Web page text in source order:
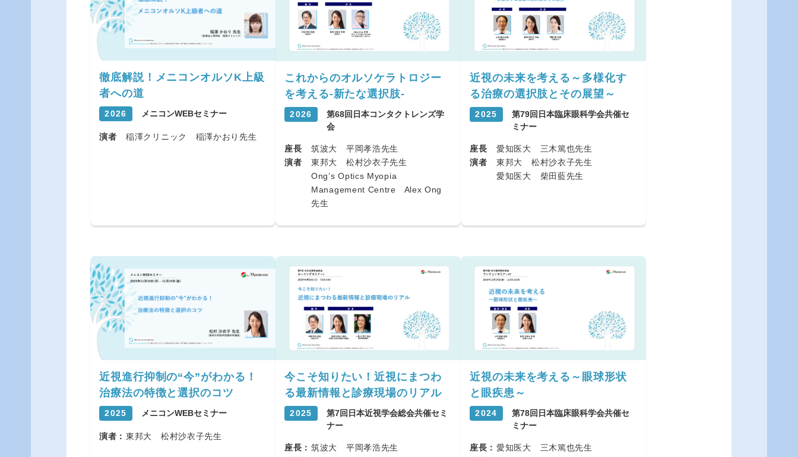
徹底解説！メニコンオルソK上級
者への道
2026 メニコンWEBセミナー
演者 稲澤クリニック 稲澤かおり先生
これからのオルソケラトロジー
を考える-新たな選択肢-
2026
第68回日本コンタクトレンズ学
会
座長
筑波大 平岡孝浩先生
演者
東邦大 松村沙衣子先生
Ong’s Optics Myopia
Management Centre Alex Ong
先生
近視の未来を考える～多様化す
る治療の選択肢とその展望～
2025
第79回日本臨床眼科学会共催セ
ミナー
座長
愛知医大 三木篤也先生
演者
東邦大 松村沙衣子先生
愛知医大 柴田藍先生
近視進行抑制の“今”がわかる！
治療法の特徴と選択のコツ
2025 メニコンWEBセミナー
演者： 東邦大 松村沙衣子先生
今こそ知りたい！近視にまつわ
る最新情報と診療現場のリアル
2025
第7回日本近視学会総会共催セミ
ナー
座長： 筑波大 平岡孝浩先生
近視の未来を考える～眼球形状
と眼疾患～
2024
第78回日本臨床眼科学会共催セ
ミナー
座長： 愛知医大 三木篤也先生